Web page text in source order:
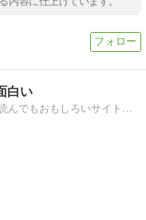
白い
面白い記事をまとめています。 いつ読んでもおもしろいサイトを目指しています。